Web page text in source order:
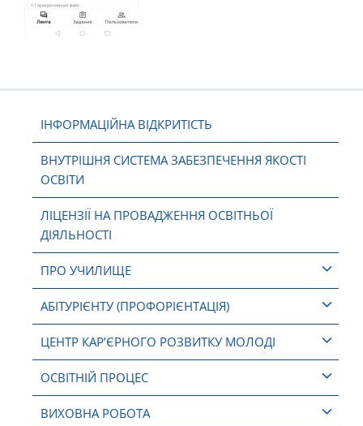
ІНФОРМАЦІЙНА ВІДКРИТІСТЬ
ВНУТРІШНЯ СИСТЕМА ЗАБЕЗПЕЧЕННЯ ЯКОСТІ
ОСВІТИ
ЛІЦЕНЗІЇ НА ПРОВАДЖЕННЯ ОСВІТНЬОЇ
ДІЯЛЬНОСТІ
ПРО УЧИЛИЩЕ
АБІТУРІЄНТУ (ПРОФОРІЄНТАЦІЯ)
ЦЕНТР КАР’ЄРНОГО РОЗВИТКУ МОЛОДІ
ОСВІТНІЙ ПРОЦЕС
ВИХОВНА РОБОТА